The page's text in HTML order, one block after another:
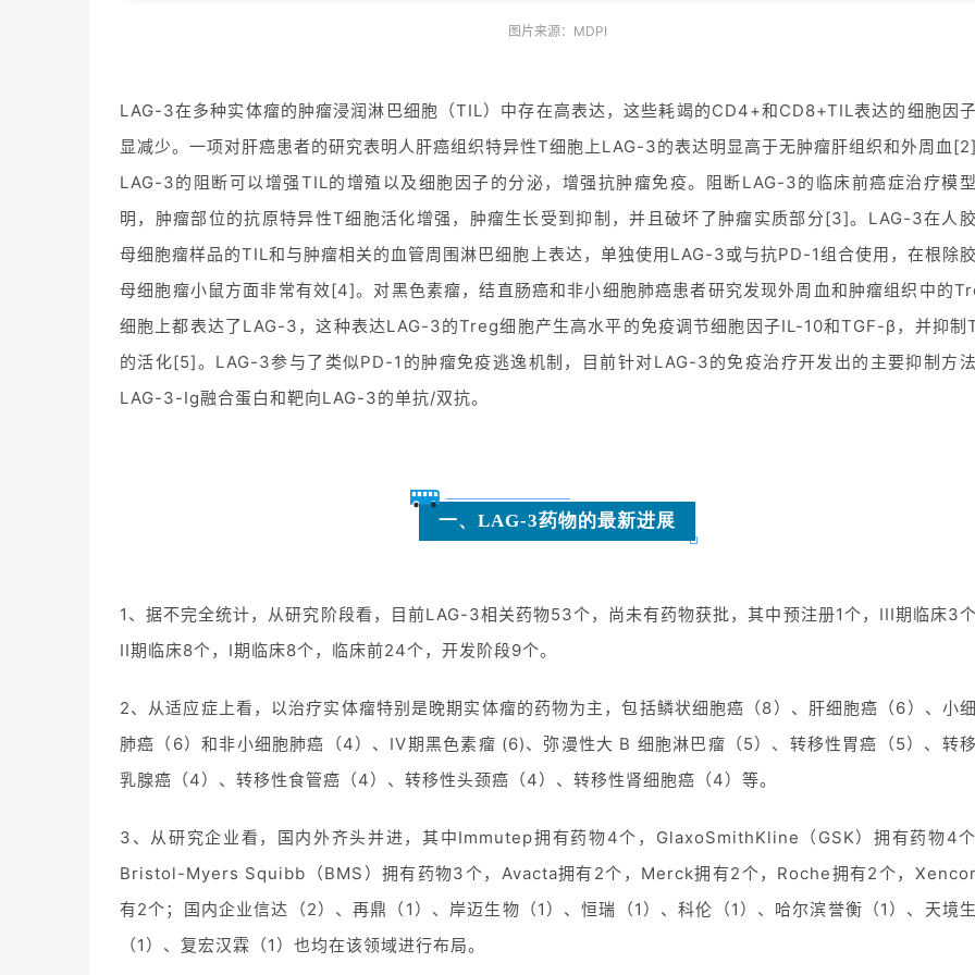
图片来源：MDPI
LAG-3在多种实体瘤的肿瘤浸润淋巴细胞（TIL）中存在高表达，这些耗竭的CD4+和CD8+TIL表达的细胞因
显减少。一项对肝癌患者的研究表明人肝癌组织特异性T细胞上LAG-3的表达明显高于无肿瘤肝组织和外周血[2]
LAG-3的阻断可以增强TIL的增殖以及细胞因子的分泌，增强抗肿瘤免疫。阻断LAG-3的临床前癌症治疗模
明，肿瘤部位的抗原特异性T细胞活化增强，肿瘤生长受到抑制，并且破坏了肿瘤实质部分[3]。LAG-3在人
母细胞瘤样品的TIL和与肿瘤相关的血管周围淋巴细胞上表达，单独使用LAG-3或与抗PD-1组合使用，在根除
母细胞瘤小鼠方面非常有效[4]。对黑色素瘤，结直肠癌和非小细胞肺癌患者研究发现外周血和肿瘤组织中的
细胞上都表达了LAG-3，这种表达LAG-3的Treg细胞产生高水平的免疫调节细胞因子IL-10和TGF-β，并抑制
的活化[5]。LAG-3参与了类似PD-1的肿瘤免疫逃逸机制，目前针对LAG-3的免疫治疗开发出的主要抑制方法
LAG-3-Ig融合蛋白和靶向LAG-3的单抗/双抗。
一、LAG-3药物的最新进展
1、据不完全统计，从研究阶段看，目前LAG-3相关药物53个，尚未有药物获批，其中预注册1个，III期临床3个
II期临床8个，I期临床8个，临床前24个，开发阶段9个。
2、从适应症上看，以治疗实体瘤特别是晚期实体瘤的药物为主，包括鳞状细胞癌（8）、肝细胞癌（6）、小
肺癌（6）和非小细胞肺癌（4）、IV期黑色素瘤 (6)、弥漫性大 B 细胞淋巴瘤（5）、转移性胃癌（5）、转
乳腺癌（4）、转移性食管癌（4）、转移性头颈癌（4）、转移性肾细胞癌（4）等。
3、从研究企业看，国内外齐头并进，其中Immutep拥有药物4个，GlaxoSmithKline（GSK）拥有药物4个
Bristol-Myers Squibb（BMS）拥有药物3个，Avacta拥有2个，Merck拥有2个，Roche拥有2个，
有2个；国内企业信达（2）、再鼎（1）、岸迈生物（1）、恒瑞（1）、科伦（1）、哈尔滨誉衡（1）、天境
（1）、复宏汉霖（1）也均在该领域进行布局。